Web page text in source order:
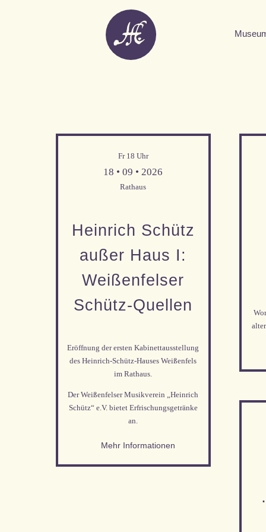
Fr 18 Uhr
18 • 09 • 2026
Rathaus
Heinrich Schütz
außer Haus I:
Weißen­felser
Schütz-Quellen
Eröffnung der ersten Kabinettausstellung
des Heinrich-Schütz-Hauses Weißenfels
im Rathaus.
Der Weißenfelser Musikverein „Heinrich
Schütz“ e.V. bietet Erfrischungsgetränke
an.
Mehr Informationen
Mehr Informationen